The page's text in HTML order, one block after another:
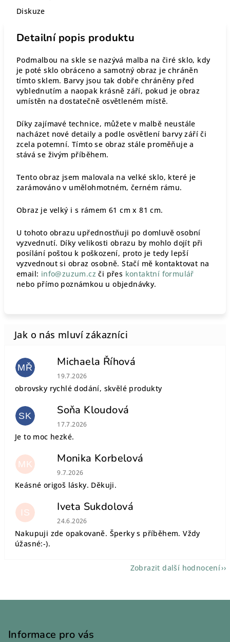
Diskuze
Detailní popis produktu
Podmalbou na skle se nazývá malba na čiré sklo, kdy
je poté sklo obráceno a samotný obraz je chráněn
tímto sklem. Barvy jsou tak dobře chráněny před
vyblednutím a naopak krásně září, pokud je obraz
umístěn na dostatečně osvětleném místě.
Díky zajímavé technice, můžete v malbě neustále
nacházet nové detaily a podle osvětlení barvy září či
zcela potemní. Tímto se obraz stále proměňuje a
stává se živým příběhem.
Tento obraz jsem malovala na velké sklo, které je
zarámováno v umělohmotném, černém rámu.
Obraz je velký i s rámem 61 cm x 81 cm.
U tohoto obrazu upřednostňuji po domluvě osobní
vyzvednutí. Díky velikosti obrazu by mohlo dojít při
posílání poštou k poškození, proto je tedy lepší
vyzvednout si obraz osobně. Stačí mě kontaktovat na
email: info@zuzum.cz či přes kontaktní formulář
nebo přímo poznámkou u objednávky.
MŘ Michaela Říhová
Hodnocení obchodu je 5 z 5 hvězdiček.
19.7.2026
obrovsky rychlé dodání, skvělé produkty
SK Soňa Kloudová
Hodnocení obchodu je 5 z 5 hvězdiček.
17.7.2026
Je to moc hezké.
MK Monika Korbelová
Hodnocení obchodu je 5 z 5 hvězdiček.
9.7.2026
Keásné origoš lásky. Děkuji.
IS Iveta Sukdolová
Hodnocení obchodu je 5 z 5 hvězdiček.
24.6.2026
Nakupuji zde opakovaně. Šperky s příběhem. Vždy
úžasné:-).
Zobrazit další hodnocení
Informace pro vás